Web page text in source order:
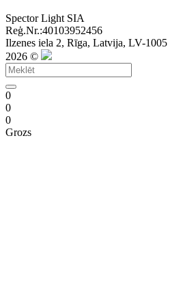
Spector Light SIA
Reģ.Nr.:40103952456
Ilzenes iela 2, Rīga, Latvija, LV-1005
2026 ©
0
0
0
Grozs